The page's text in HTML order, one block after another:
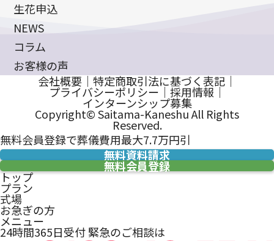
生花申込
NEWS
コラム
お客様の声
会社概要｜特定商取引法に基づく表記｜
プライバシーポリシー｜ 採用情報｜
インターンシップ募集
Copyright© Saitama-Kaneshu All Rights
Reserved.
無料会員登録で葬儀費用最大7.7万円引
無料資料請求
無料会員登録
トップ
プラン
式場
お急ぎの方
メニュー
24時間365日受付緊急のご相談は